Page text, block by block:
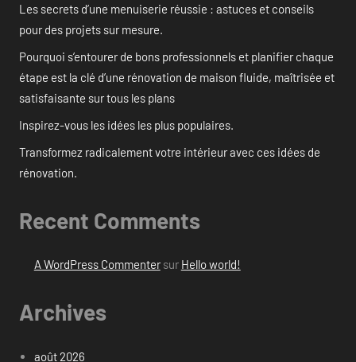
Les secrets d’une menuiserie réussie : astuces et conseils
pour des projets sur mesure.
Pourquoi s’entourer de bons professionnels et planifier chaque
étape est la clé d’une rénovation de maison fluide, maîtrisée et
satisfaisante sur tous les plans
Inspirez-vous les idées les plus populaires.
Transformez radicalement votre intérieur avec ces idées de
rénovation.
Recent Comments
A WordPress Commentersur Hello world!
Archives
août 2026